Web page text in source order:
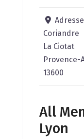
Coriandre
La Ciotat
Provence-
13600
All
Lyon